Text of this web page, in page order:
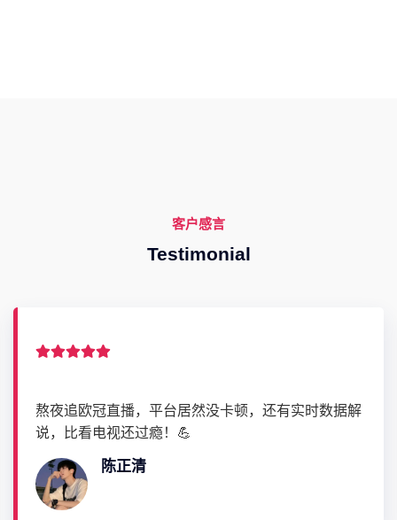
客户感言
Testimonial
居然没卡顿，还有实时数据解
这个体育直播平台